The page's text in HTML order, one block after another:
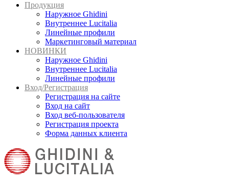
Продукция
Наружное Ghidini
Внутреннее Lucitalia
Линейные профили
Маркетинговый материал
НОВИНКИ
Наружное Ghidini
Внутреннее Lucitalia
Линейные профили
Вход/Регистрация
Регистрация на сайте
Вход на сайт
Вход веб-пользователя
Регистрация проекта
Форма данных клиента